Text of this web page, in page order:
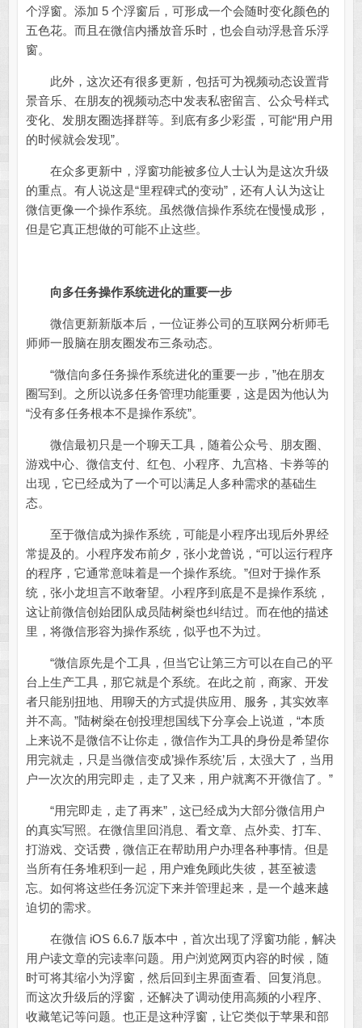
个浮窗。添加 5 个浮窗后，可形成一个会随时变化颜色的
五色花。而且在微信内播放音乐时，也会自动浮悬音乐浮
窗。
此外，这次还有很多更新，包括可为视频动态设置背
景音乐、在朋友的视频动态中发表私密留言、公众号样式
变化、发朋友圈选择群等。到底有多少彩蛋，可能“用户用
的时候就会发现”。
在众多更新中，浮窗功能被多位人士认为是这次升级
的重点。有人说这是“里程碑式的变动”，还有人认为这让
微信更像一个操作系统。虽然微信操作系统在慢慢成形，
但是它真正想做的可能不止这些。
向多任务操作系统进化的重要一步
微信更新新版本后，一位证券公司的互联网分析师毛
师师一股脑在朋友圈发布三条动态。
“微信向多任务操作系统进化的重要一步，”他在朋友
圈写到。之所以说多任务管理功能重要，这是因为他认为
“没有多任务根本不是操作系统”。
微信最初只是一个聊天工具，随着公众号、朋友圈、
游戏中心、微信支付、红包、小程序、九宫格、卡券等的
出现，它已经成为了一个可以满足人多种需求的基础生
态。
至于微信成为操作系统，可能是小程序出现后外界经
常提及的。小程序发布前夕，张小龙曾说，“可以运行程序
的程序，它通常意味着是一个操作系统。”但对于操作系
统，张小龙坦言不敢奢望。小程序到底是不是操作系统，
这让前微信创始团队成员陆树燊也纠结过。而在他的描述
里，将微信形容为操作系统，似乎也不为过。
“微信原先是个工具，但当它让第三方可以在自己的平
台上生产工具，那它就是个系统。在此之前，商家、开发
者只能别扭地、用聊天的方式提供应用、服务，其实效率
并不高。”陆树燊在创投理想国线下分享会上说道，“本质
上来说不是微信不让你走，微信作为工具的身份是希望你
用完就走，只是当微信变成’操作系统’后，太强大了，当用
户一次次的用完即走，走了又来，用户就离不开微信了。”
“用完即走，走了再来”，这已经成为大部分微信用户
的真实写照。在微信里回消息、看文章、点外卖、打车、
打游戏、交话费，微信正在帮助用户办理各种事情。但是
当所有任务堆积到一起，用户难免顾此失彼，甚至被遗
忘。如何将这些任务沉淀下来并管理起来，是一个越来越
迫切的需求。
在微信 iOS 6.6.7 版本中，首次出现了浮窗功能，解决
用户读文章的完读率问题。用户浏览网页内容的时候，随
时可将其缩小为浮窗，然后回到主界面查看、回复消息。
而这次升级后的浮窗，还解决了调动使用高频的小程序、
收藏笔记等问题。也正是这种浮窗，让它类似于苹果和部